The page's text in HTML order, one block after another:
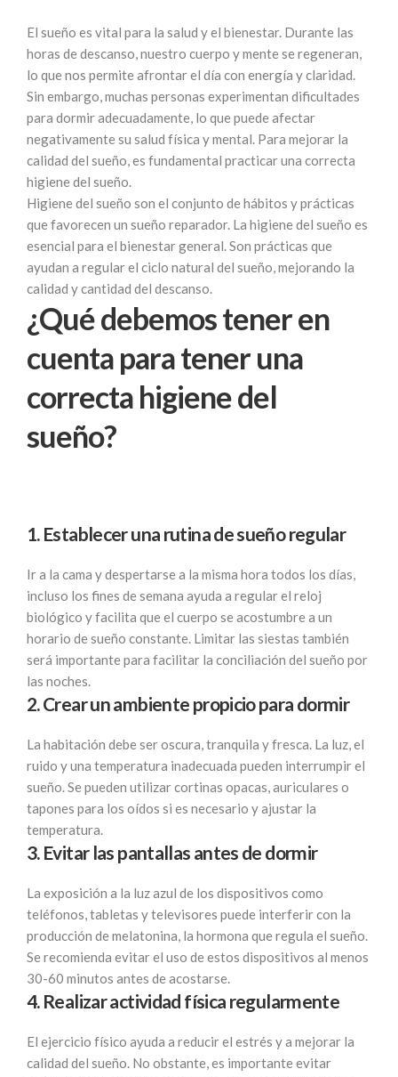
El sueño es vital para la salud y el bienestar. Durante las
horas de descanso, nuestro cuerpo y mente se regeneran,
lo que nos permite afrontar el día con energía y claridad.
Sin embargo, muchas personas experimentan dificultades
para dormir adecuadamente, lo que puede afectar
negativamente su salud física y mental. Para mejorar la
calidad del sueño, es fundamental practicar una correcta
higiene del sueño.
Higiene del sueño son el conjunto de hábitos y prácticas
que favorecen un sueño reparador. La higiene del sueño es
esencial para el bienestar general. Son prácticas que
ayudan a regular el ciclo natural del sueño, mejorando la
calidad y cantidad del descanso.
¿Qué debemos tener en
cuenta para tener una
correcta higiene del
sueño?
1. Establecer una rutina de sueño regular
Ir a la cama y despertarse a la misma hora todos los días,
incluso los fines de semana ayuda a regular el reloj
biológico y facilita que el cuerpo se acostumbre a un
horario de sueño constante. Limitar las siestas también
será importante para facilitar la conciliación del sueño por
las noches.
2. Crear un ambiente propicio para dormir
La habitación debe ser oscura, tranquila y fresca. La luz, el
ruido y una temperatura inadecuada pueden interrumpir el
sueño. Se pueden utilizar cortinas opacas, auriculares o
tapones para los oídos si es necesario y ajustar la
temperatura.
3. Evitar las pantallas antes de dormir
La exposición a la luz azul de los dispositivos como
teléfonos, tabletas y televisores puede interferir con la
producción de melatonina, la hormona que regula el sueño.
Se recomienda evitar el uso de estos dispositivos al menos
30-60 minutos antes de acostarse.
4. Realizar actividad física regularmente
El ejercicio físico ayuda a reducir el estrés y a mejorar la
calidad del sueño. No obstante, es importante evitar